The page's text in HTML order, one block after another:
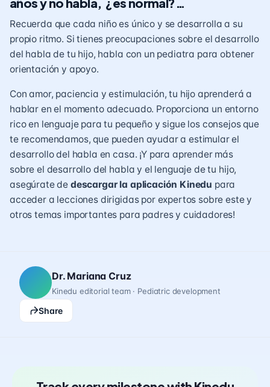
Recuerda que cada niño es único y se desarrolla a su
propio ritmo. Si tienes preocupaciones sobre el desarrollo
del habla de tu hijo, habla con un pediatra para obtener
orientación y apoyo.
Con amor, paciencia y estimulación, tu hijo aprenderá a
hablar en el momento adecuado. Proporciona un entorno
rico en lenguaje para tu pequeño y sigue los consejos que
te recomendamos, que pueden ayudar a estimular el
desarrollo del habla en casa. ¡Y para aprender más
sobre el desarrollo del habla y el lenguaje de tu hijo,
asegúrate de descargar la aplicación Kinedu para
acceder a lecciones dirigidas por expertos sobre este y
otros temas importantes para padres y cuidadores!
Dr. Mariana Cruz
Kinedu editorial team · Pediatric development
Share